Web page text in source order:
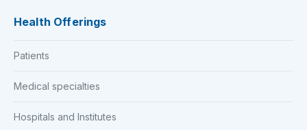
Health Offerings
Patients
Medical specialties
Hospitals and Institutes